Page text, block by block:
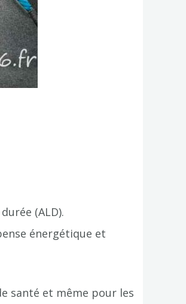
(ALD).
énergétique et
santé et même pour les